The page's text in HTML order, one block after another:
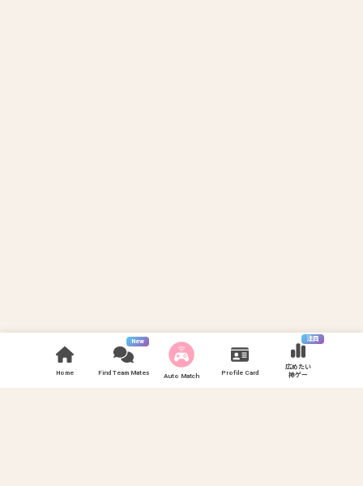
Home
New
Find Team Mates Auto Match Profile Card
注目
広めたい
神ゲー